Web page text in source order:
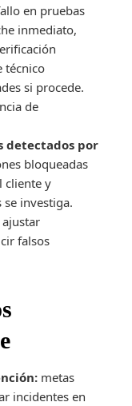
en pruebas
inmediato,
técnico
si procede.
de
detectados por
bloqueadas
cliente y
investiga.
falsos
metas
incidentes en